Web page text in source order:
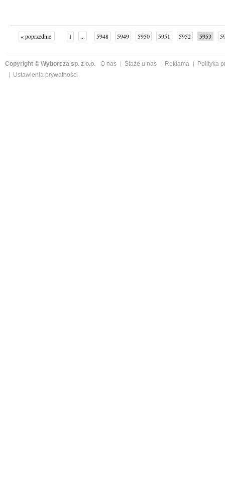
« poprzednie 1 ... 5948 5949 5950 5951 5952 5953
Copyright © Wyborcza sp. z o.o. O nas Staże u nas Reklama
Polityka
Ustawienia prywatności